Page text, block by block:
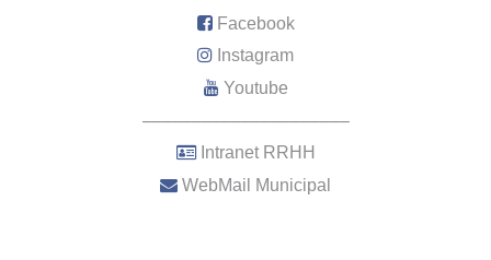
Facebook
Instagram
Youtube
–––––––––––––––––––––
Intranet RRHH
WebMail Municipal